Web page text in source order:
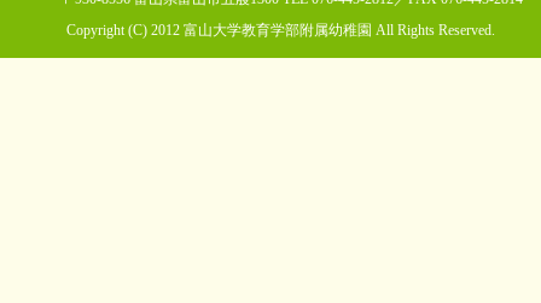
Copyright (C) 2012 富山大学教育学部附属幼稚園 All Rights Reserved.